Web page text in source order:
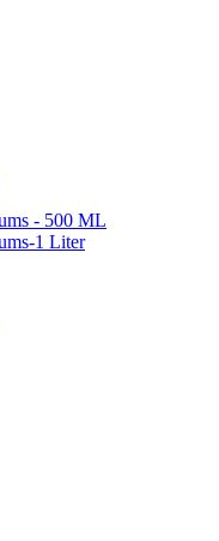
- 500 ML
1 Liter